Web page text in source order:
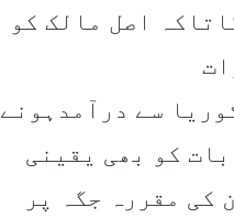
اصل مالک کو
سے درآمدہونے
کو بھی یقینی
کی مقررہ جگہ پر